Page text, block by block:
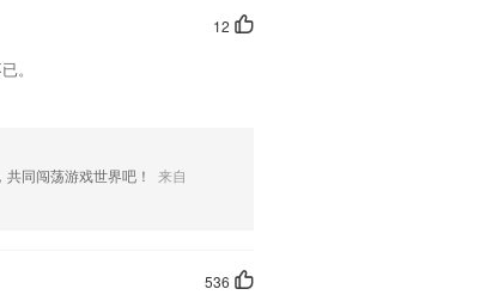
度
，帮助孩子学习小学单词，检测学
12
。
同闯荡游戏世界吧！
来自
536